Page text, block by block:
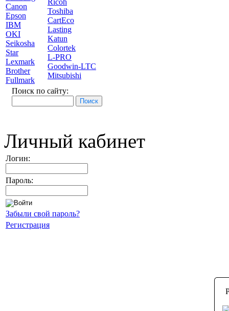
Canon
Epson
IBM
OKI
Seikosha
Star
Lexmark
Brother
Fullmark
Toshiba
CartEco
Lasting
Katun
Colortek
L-PRO
Goodwin-LTC
Mitsubishi
Поиск по сайту:
Личный кабинет
Логин:
Пароль:
Забыли свой пароль?
Регистрация